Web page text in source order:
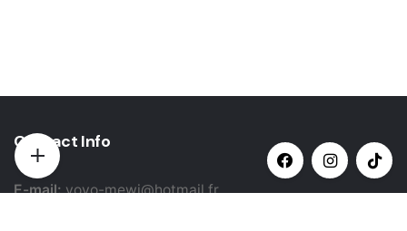
Contact Info
E-mail:yovo-mewi@hotmail.fr